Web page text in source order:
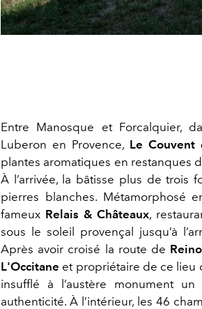
Entre Manosque et Forcalquier,
Luberon en Provence, Le Couvent
plantes aromatiques en restanques
À l’arrivée, la bâtisse plus de trois
pierres blanches. Métamorphosé
fameux Relais & Châteaux,
sous le soleil provençal jusqu’à
Après avoir croisé la route de
L'Occitane et propriétaire de ce lieu
insufflé à l’austère monument
authenticité. À l’intérieur, les 46